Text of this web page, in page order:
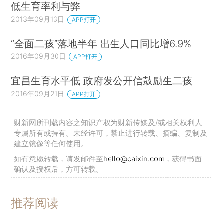
低生育率利与弊
2013年09月13日 APP打开
“全面二孩”落地半年 出生人口同比增6.9%
2016年09月30日 APP打开
宜昌生育水平低 政府发公开信鼓励生二孩
2016年09月21日 APP打开
财新网所刊载内容之知识产权为财新传媒及/或相关权利人
专属所有或持有。未经许可，禁止进行转载、摘编、复制及
建立镜像等任何使用。
如有意愿转载，请发邮件至hello@caixin.com ，获得书面
确认及授权后，方可转载。
推荐阅读